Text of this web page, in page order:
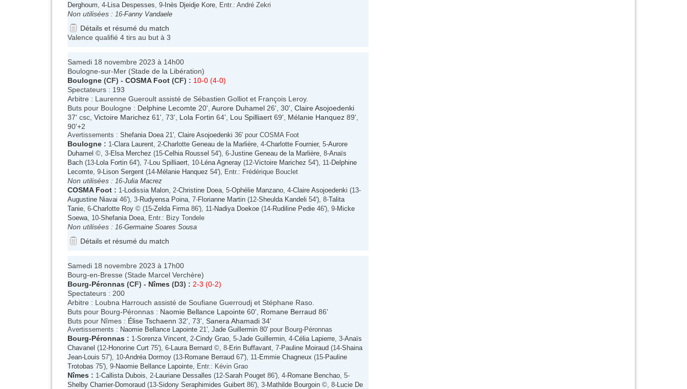
Derghoum , 4- Lisa Despesses , 9- Inès Djeidje Kore , Entr.: André Zekri
Non utilisées : 16-Fanny Vandaele
Détails et résumé du match
Valence qualifié 4 tirs au but à 3
Samedi 18 novembre 2023 à 14h00
Boulogne-sur-Mer (Stade de la Libération)
Boulogne (CF) - COSMA Foot (CF) : 10-0 (4-0)
Spectateurs : 193
Arbitre : Laurenne Gueroult assisté de Sébastien Golliot et François Leroy.
Buts pour Boulogne : Delphine Lecomte 20', Aurore Duhamel 26', 30', Claire Asojoedenki
37' csc, Victoire Marichez 61', 73', Lola Fortin 64', Lou Spilliaert 69', Mélanie Hanquez 89',
90'+2
Avertissements : Shefania Doea 21', Claire Asojoedenki 36' pour COSMA Foot
Boulogne : 1-Clara Laurent , 2-Charlotte Geneau de la Marlière , 4-Charlotte Fournier, 5-Aurore
Duhamel ©, 3-Elsa Merchez (15-Celhia Roussel 54'), 6-Justine Geneau de la Marlière , 8-Anaïs
Bach (13- Lola Fortin 64'), 7- Lou Spilliaert , 10- Léna Agneray (12-Victoire Marichez 54'), 11-Delphine
Lecomte , 9- Lison Sergent (14-Mélanie Hanquez 54'), Entr.: Frédérique Bouclet
Non utilisées : 16-Julia Macrez
COSMA Foot : 1- Lodissia Malon , 2-Christine Doea , 5-Ophélie Manzano , 4-Claire Asojoedenki (13-
Augustine Niavai 46'), 3-Rudyensa Poina , 7-Florianne Martin (12-Sheulda Kandeli 54'), 8-Talita
Tanie , 6-Charlotte Roy © (15-Zelda Firma 86'), 11-Nadiya Doekoe (14-Rudiline Pedie 46'), 9-Micke
Soewa , 10-Shefania Doea , Entr.: Bizy Tondele
Non utilisées : 16-Germaine Soares Sousa
Détails et résumé du match
Samedi 18 novembre 2023 à 17h00
Bourg-en-Bresse (Stade Marcel Verchère)
Bourg-Péronnas (CF) - Nîmes (D3) : 2-3 (0-2)
Spectateurs : 200
Arbitre : Loubna Harrouch assisté de Soufiane Guerroudj et Stéphane Raso.
Buts pour Bourg-Péronnas : Naomie Bellance Lapointe 60', Romane Berraud 86'
Buts pour Nîmes : Élise Tschaenn 32', 73', Sanera Ahamadi 34'
Avertissements : Naomie Bellance Lapointe 21', Jade Guillermin 80' pour Bourg-Péronnas
Bourg-Péronnas : 1-Sorenza Vincent , 2-Cindy Grao , 5-Jade Guillermin , 4-Célia Lapierre , 3-Anaïs
Chavanel (12-Honorine Curt 75'), 6- Laura Bernard ©, 8-Erin Buffavant , 7-Pauline Moiraud (14-Shaina
Jean-Louis 57'), 10-Andréa Dormoy (13-Romane Berraud 67'), 11-Emmie Chagneux (15-Pauline
Trotobas 75'), 9-Naomie Bellance Lapointe , Entr.: Kévin Grao
Nîmes : 1-Callista Dubois , 2- Lauriane Dessalles (12-Sarah Pouget 86'), 4-Romane Benchao , 5-
Shelby Charrier-Domoraud (13-Sidony Seraphimides Guibert 86'), 3-Mathilde Bourgoin ©, 8- Lucie De